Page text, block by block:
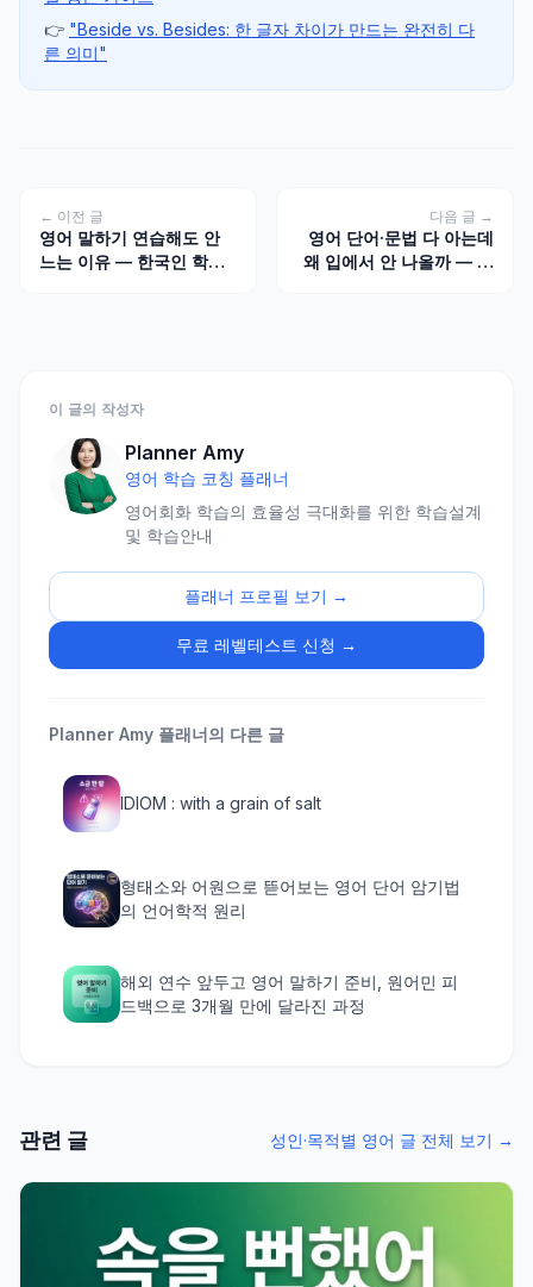
👉 "Beside vs. Besides: 한 글자 차이가 만드는 완전히 다
른 의미"
← 이전 글
영어 말하기 연습해도 안
느는 이유 — 한국인 학습
다음 글 →
영어 단어·문법 다 아는데
왜 입에서 안 나올까 — 한
이 글의 작성자
Planner Amy
영어 학습 코칭 플래너
영어회화 학습의 효율성 극대화를 위한 학습설계
및 학습안내
플래너 프로필 보기 →
무료 레벨테스트 신청 →
Planner Amy 플래너의 다른 글
IDIOM : with a grain of salt
형태소와 어원으로 뜯어보는 영어 단어 암기법
의 언어학적 원리
해외 연수 앞두고 영어 말하기 준비, 원어민 피
드백으로 3개월 만에 달라진 과정
관련 글 성인·목적별 영어 글 전체 보기 →